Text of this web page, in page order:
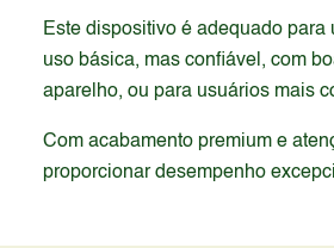
Este dispositivo é adequado
uso básica, mas confiável, com
aparelho, ou para usuários mais
Com acabamento premium e
proporcionar desempenho